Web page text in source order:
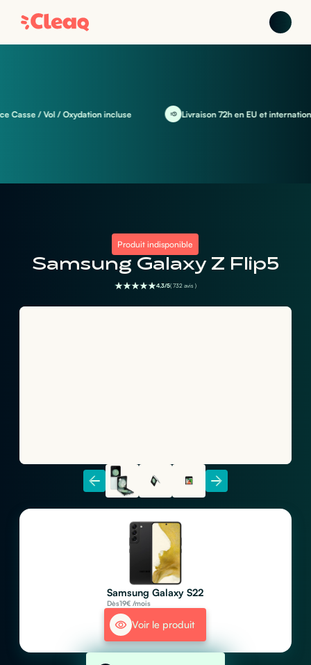
/ Vol / Oxydation incluse Livraison 72h en EU et international
Produit indisponible
Samsung Galaxy Z Flip5
4,3/5( 732 avis )
Samsung Galaxy S22
Dès19€ /mois
Voir le produit